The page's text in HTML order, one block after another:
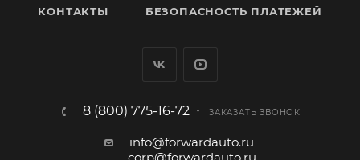
КОНТАКТЫ БЕЗОПАСНОСТЬ ПЛАТЕЖЕЙ
8 (800) 775-16-72 ЗАКАЗАТЬ ЗВОНОК
info@forwardauto.ru